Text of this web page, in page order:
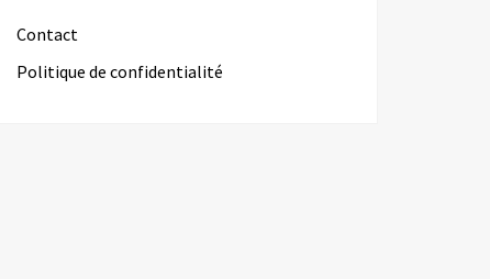
Contact
Politique de confidentialité